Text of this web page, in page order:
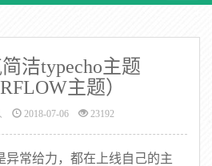
洁typecho主题
主题）
2018-07-06 23192
异常给力，都在上线自己的主